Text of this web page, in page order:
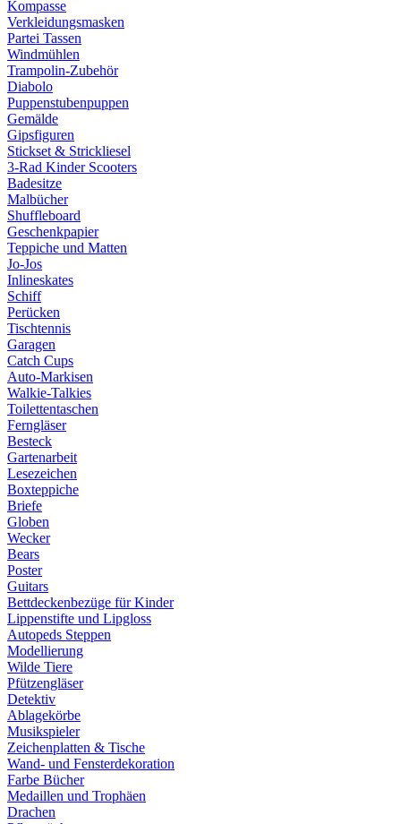
Kompasse
Verkleidungsmasken
Partei Tassen
Windmühlen
Trampolin-Zubehör
Diabolo
Puppenstubenpuppen
Gemälde
Gipsfiguren
Stickset & Strickliesel
3-Rad Kinder Scooters
Badesitze
Malbücher
Shuffleboard
Geschenkpapier
Teppiche und Matten
Jo-Jos
Inlineskates
Schiff
Perücken
Tischtennis
Garagen
Catch Cups
Auto-Markisen
Walkie-Talkies
Toilettentaschen
Ferngläser
Besteck
Gartenarbeit
Lesezeichen
Boxteppiche
Briefe
Globen
Wecker
Bears
Poster
Guitars
Bettdeckenbezüge für Kinder
Lippenstifte und Lipgloss
Autopeds Steppen
Modellierung
Wilde Tiere
Pfützengläser
Detektiv
Ablagekörbe
Musikspieler
Zeichenplatten & Tische
Wand- und Fensterdekoration
Farbe Bücher
Medaillen und Trophäen
Drachen